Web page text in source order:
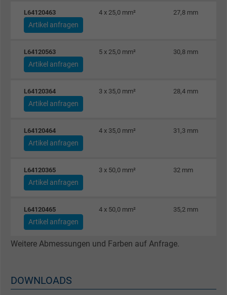
Anbieter Google LLC
Registriert eine eindeutige ID, die das Gerät
Die ID wird für gezielte Werbung genutzt.
Anbieter Facebook Ireland Ltd.
Laufzeit
Zweck
Anzeigenausrichtung und
Name
L64120463 4 x 25,0 mm² 27,8 mm
Artikel anfragen
L64120563 5 x 25,0 mm² 30,8 mm
Artikel anfragen
L64120364 3 x 35,0 mm² 28,4 mm
Artikel anfragen
L64120464 4 x 35,0 mm² 31,3 mm
Artikel anfragen
L64120365 3 x 50,0 mm² 32 mm
Artikel anfragen
L64120465 4 x 50,0 mm² 35,2 mm
Artikel anfragen
Weitere Abmessungen und Farben auf Anfrage.
DOWNLOADS